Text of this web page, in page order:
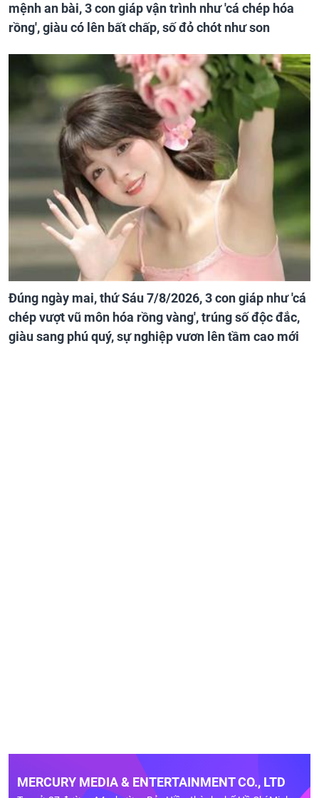
mệnh an bài, 3 con giáp vận trình như 'cá chép hóa
rồng', giàu có lên bất chấp, số đỏ chót như son
Đúng ngày mai, thứ Sáu 7/8/2026, 3 con giáp như 'cá
chép vượt vũ môn hóa rồng vàng', trúng số độc đắc,
giàu sang phú quý, sự nghiệp vươn lên tầm cao mới
MERCURY MEDIA & ENTERTAINMENT CO., LTD